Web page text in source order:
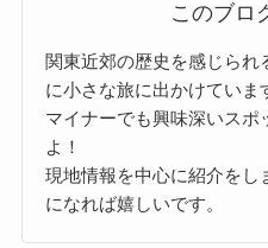
このブロ
関東近郊の歴史を感じられ
に小さな旅に出かけていま
マイナーでも興味深いスポ
よ！
現地情報を中心に紹介をし
になれば嬉しいです。